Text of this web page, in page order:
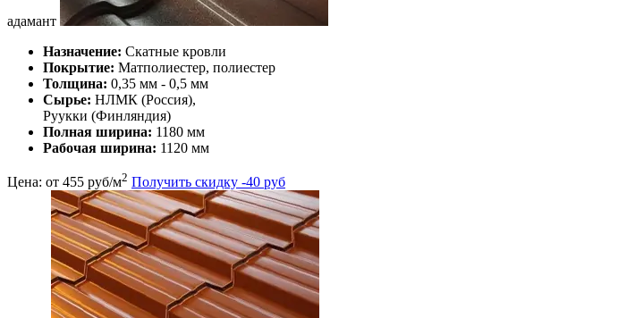
адамант
Назначение: Скатные кровли
Покрытие: Матполиестер, полиестер
Толщина: 0,35 мм - 0,5 мм
Сырье: НЛМК (Россия),
Руукки (Финляндия)
Полная ширина: 1180 мм
Рабочая ширина: 1120 мм
Цена: от 455 руб/м2 Получить скидку -40 руб